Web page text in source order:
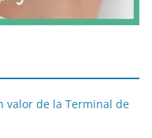
valor de la Terminal de